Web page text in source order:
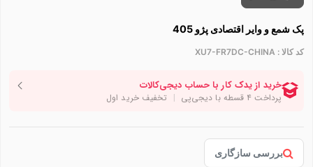
پک شمع و وایر اقتصادی پژو 405
کد کالا : XU7-FR7DC-CHINA
بررسی سازگاری